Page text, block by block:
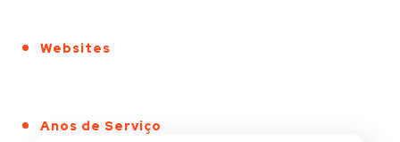
Websites
Anos de Serviço